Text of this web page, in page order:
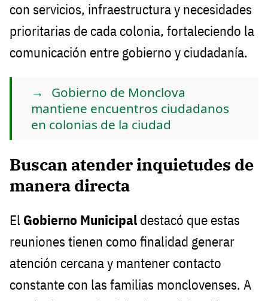
con servicios, infraestructura y necesidades
prioritarias de cada colonia, fortaleciendo la
comunicación entre gobierno y ciudadanía.
Gobierno de Monclova
mantiene encuentros ciudadanos
en colonias de la ciudad
Buscan atender inquietudes de
manera directa
El Gobierno Municipal destacó que estas
reuniones tienen como finalidad generar
atención cercana y mantener contacto
constante con las familias monclovenses. A